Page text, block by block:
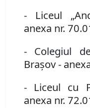
- Liceul
anexa nr.
- Colegiul
Braşov-
- Liceul cu
anexa nr.